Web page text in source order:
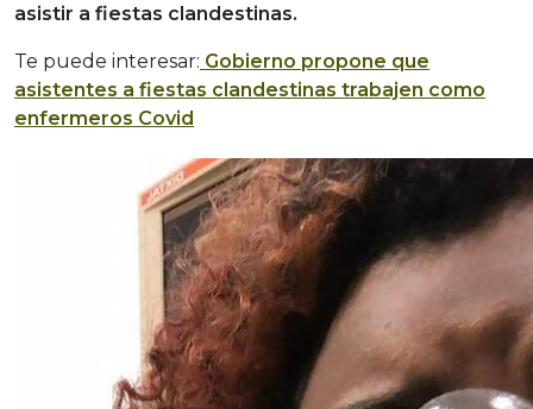
asistir a fiestas clandestinas.
Te puede interesar: Gobierno propone que
asistentes a fiestas clandestinas trabajen como
enfermeros Covid